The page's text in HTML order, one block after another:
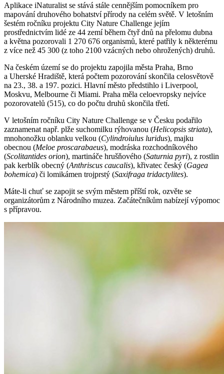
Aplikace iNaturalist se stává stále cennějším pomocníkem pro
mapování druhového bohatství přírody na celém světě. V letošním
šestém ročníku projektu City Nature Challenge jejím
prostřednictvím lidé ze 44 zemí během čtyř dnů na přelomu dubna
a května pozorovali 1 270 676 organismů, které patřily k některému
z více než 45 300 (z toho 2100 vzácných nebo ohrožených) druhů.
Na českém území se do projektu zapojila města Praha, Brno
a Uherské Hradiště, která počtem pozorování skončila celosvětově
na 23., 38. a 197. pozici. Hlavní město předstihlo i Liverpool,
Moskvu, Melbourne či Miami. Praha měla celoevropsky nejvíce
pozorovatelů (515), co do počtu druhů skončila třetí.
V letošním ročníku City Nature Challenge se v Česku podařilo
zaznamenat např. plže suchomilku rýhovanou (Helicopsis striata),
mnohonožku oblanku velkou (Cylindroiulus luridus), majku
obecnou (Meloe proscarabaeus), modráska rozchodníkového
(Scolitantides orion), martináče hrušňového (Saturnia pyri), z rostlin
pak kerblík obecný (Anthriscus caucalis), křivatec český (Gagea
bohemica) či lomikámen trojprstý (Saxifraga tridactylites).
Máte-li chuť se zapojit se svým městem příští rok, ozvěte se
organizátorům z Národního muzea. Začátečníkům nabízejí výpomoc
s přípravou.